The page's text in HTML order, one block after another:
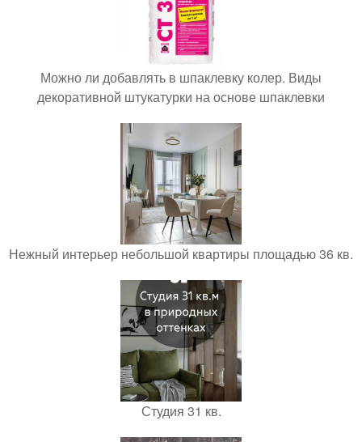
Можно ли добавлять в шпаклевку колер. Виды
декоративной штукатурки на основе шпаклевки
Нежный интерьер небольшой квартиры площадью 36 кв.
Студия 31 кв.